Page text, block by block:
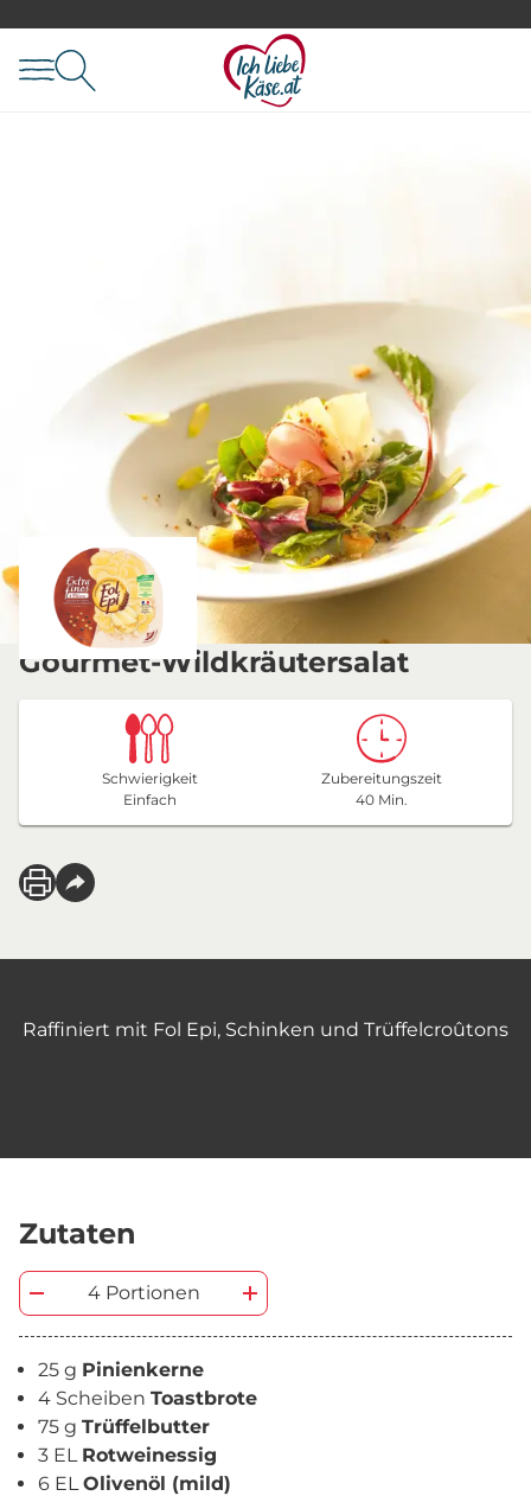
Gourmet-Wildkräutersalat
Schwierigkeit
Einfach
Zubereitungszeit
40 Min.
Raffiniert mit Fol Epi, Schinken und Trüffelcroûtons
Zutaten
4 Portionen
25 g Pinienkerne
4 Scheiben Toastbrote
75 g Trüffelbutter
3 EL Rotweinessig
6 ELOlivenöl (mild)